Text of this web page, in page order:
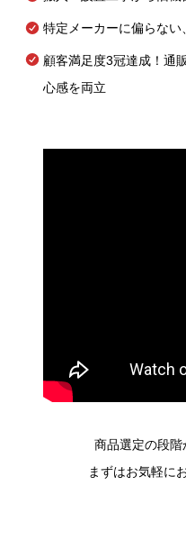
特定メーカーに偏らな
顧客満足度3冠達成！通
心感を両立
商品選定の段階
まずはお気軽に